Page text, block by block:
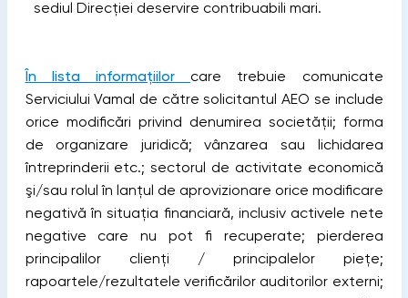
sediul Direcției deservire contribuabili mari.
În lista informațiilor
care trebuie comunicate
Serviciului Vamal de către solicitantul AEO se include
orice modificări privind denumirea societăţii; forma
de organizare juridică; vânzarea sau lichidarea
întreprinderii etc.; sectorul de activitate economică
şi/sau rolul în lanţul de aprovizionare orice modificare
negativă în situaţia financiară, inclusiv activele nete
negative care nu pot fi recuperate; pierderea
principalilor clienţi / principalelor pieţe;
rapoartele/rezultatele verificărilor auditorilor externi;